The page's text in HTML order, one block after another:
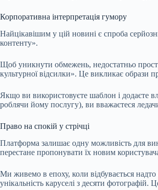
Корпоративна інтерпретація гумору
Найцікавішим у цій новині є спроба
контенту».
Щоб уникнути обмежень, недостатньо
культурної відсилки». Це викликає образи
Якщо ви використовуєте шаблон і додаєте
роблячи йому послугу), ви вважаєтеся
Право на спокій у стрічці
Платформа залишає одну можливість для
перестане пропонувати їх новим
Ми живемо в епоху, коли відбувається надто
унікальність каруселі з десяти